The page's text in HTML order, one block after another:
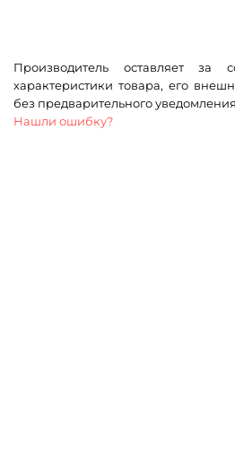
Производитель оставляет за
характеристики товара, его
без предварительного
Нашли ошибку?